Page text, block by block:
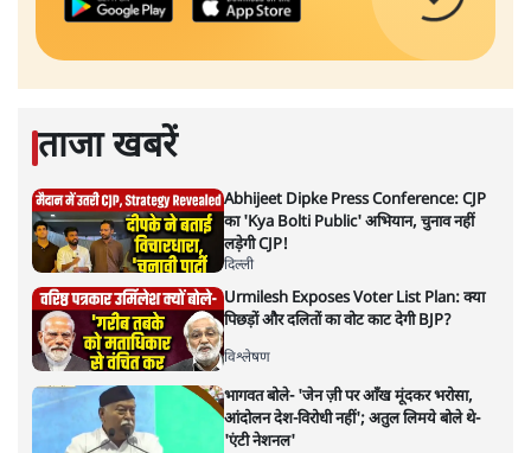
ताजा खबरें
Abhijeet Dipke Press Conference: CJP
का 'Kya Bolti Public' अभियान, चुनाव नहीं
लड़ेगी CJP!
दिल्ली
Urmilesh Exposes Voter List Plan: क्या
पिछड़ों और दलितों का वोट काट देगी BJP?
विश्लेषण
भागवत बोले- 'जेन ज़ी पर आँख मूंदकर भरोसा,
आंदोलन देश-विरोधी नहीं'; अतुल लिमये बोले थे-
'एंटी नेशनल'